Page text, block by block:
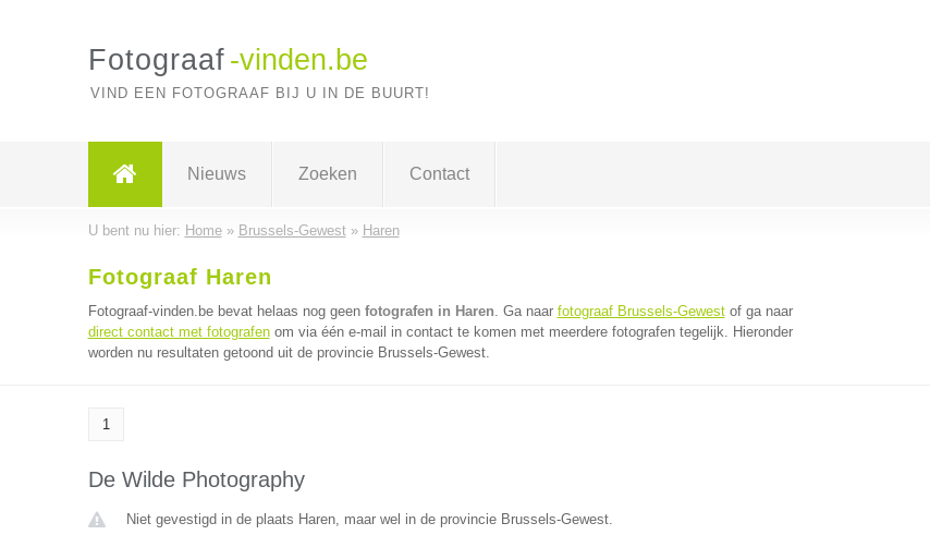
Fotograaf -vinden.be
VIND EEN FOTOGRAAF BIJ U IN DE BUURT!
Nieuws Zoeken Contact
U bent nu hier: Home» Brussels-Gewest» Haren
Fotograaf Haren
Fotograaf-vinden.be bevat helaas nog geen fotografen in Haren. Ga naar fotograaf Brussels-Gewestof ga naar
direct contact met fotografenom via één e-mail in contact te komen met meerdere fotografen tegelijk. Hieronder
worden nu resultaten getoond uit de provincie Brussels-Gewest.
1
De Wilde Photography
Niet gevestigd in de plaats Haren, maar wel in de provincie Brussels-Gewest.